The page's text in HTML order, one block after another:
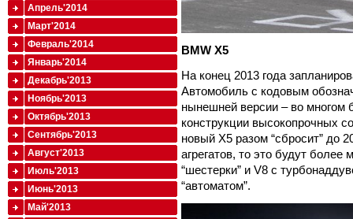
BMW X5
На конец 2013 года
Автомобиль с кодовым
нынешней версии – во многом
конструкции высокопрочных
новый X5 разом “сбросит” до
агрегатов, то это будут
“шестерки” и V8 с
“автоматом”.
Апрель'2014
Март'2014
Февраль'2014
Январь'2014
Декабрь'2013
Ноябрь'2013
Октябрь'2013
Сентябрь'2013
Август'2013
Июль'2013
Июнь'2013
Май'2013